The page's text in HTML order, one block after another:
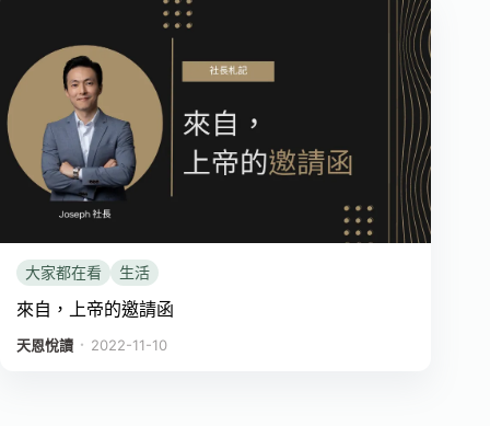
大家都在看 生活
來自，上帝的邀請函
天恩悅讀 ． 2022-11-10